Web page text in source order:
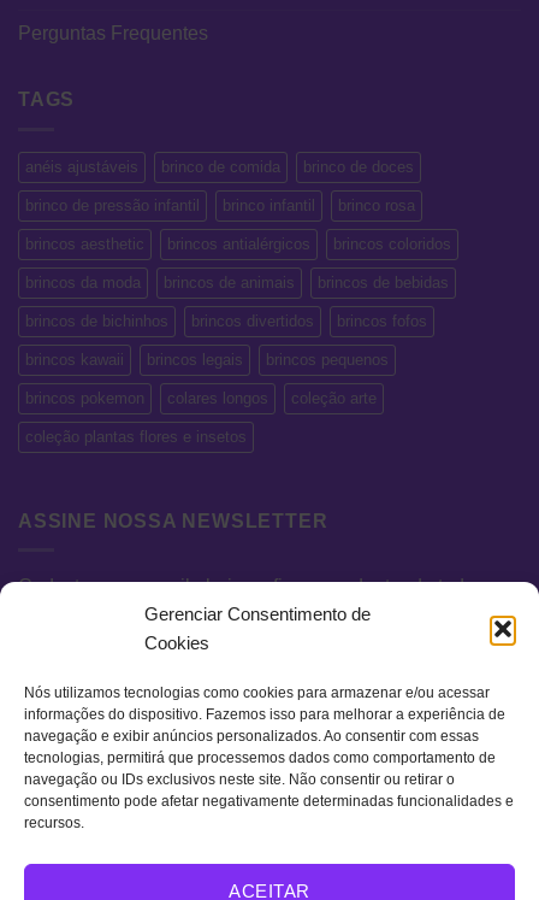
Gerenciar Consentimento de
Cookies
Nós utilizamos tecnologias como cookies para armazenar e/ou acessar
informações do dispositivo. Fazemos isso para melhorar a experiência de
navegação e exibir anúncios personalizados. Ao consentir com essas
tecnologias, permitirá que processemos dados como comportamento de
navegação ou IDs exclusivos neste site. Não consentir ou retirar o
consentimento pode afetar negativamente determinadas funcionalidades e
recursos.
ACEITAR
Perguntas Frequentes
TAGS
anéis ajustáveis brinco de comida brinco de doces
brinco de pressão infantil brinco infantil brinco rosa
brincos aesthetic brincos antialérgicos brincos coloridos
brincos da moda brincos de animais brincos de bebidas
brincos de bichinhos brincos divertidos brincos fofos
brincos kawaii brincos legais brincos pequenos
brincos pokemon colares longos coleção arte
coleção plantas flores e insetos
ASSINE NOSSA NEWSLETTER
Cadastre seu e-mail abaixo e fique por dentro de todas as
novidades e promoções exclusivas.
Visa MasterCard